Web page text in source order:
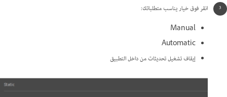
انقر فوق خيار يناسب متطلباتك:
Manual
Automatic
إيقاف تشغيل تحديثات من داخل التطبيق